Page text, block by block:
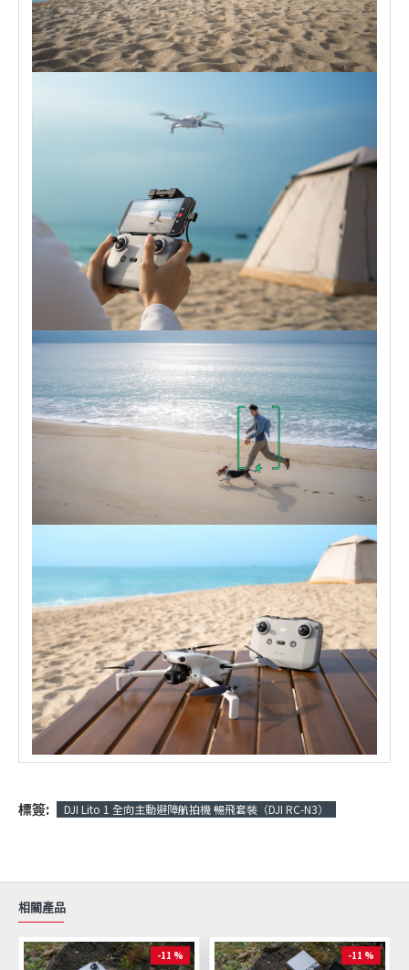
標簽: DJI Lito 1 全向主動避障航拍機 暢飛套裝（DJI RC-N3）
相關產品
-11 % -11 %